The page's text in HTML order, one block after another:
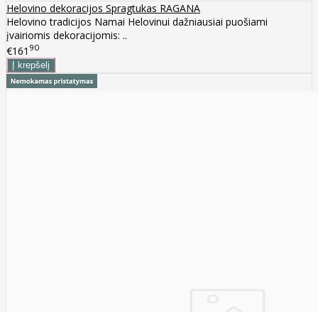
Helovino dekoracijos Spragtukas RAGANA
Helovino tradicijos Namai Helovinui dažniausiai puošiami
įvairiomis dekoracijomis: ..
€161 90